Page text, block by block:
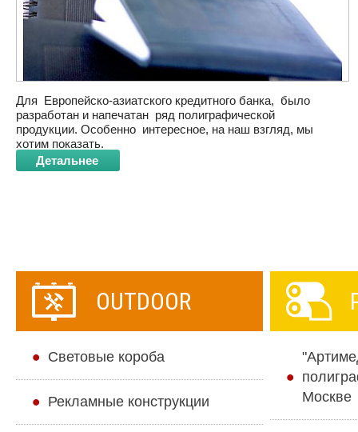
Для Европейско-азиатского кредитного банка, было
разработан и напечатан ряд полиграфической
продукции. Особенно интересное, на наш взгляд, мы
хотим показать.
- планинги и визитницы с блинтовым тиснением.
- открытки на бумаге Touche Cover, с вырубкой и
Детальнее
OUTDOOR
Cветовые короба
Рекламные конструкции
Москве